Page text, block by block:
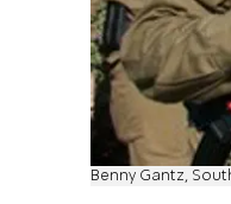
Benny Gantz,